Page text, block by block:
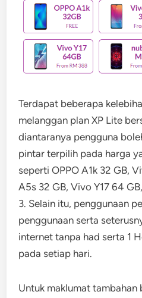
Terdapat beberapa
melanggan plan XP Lite
diantaranya pengguna
pintar terpilih pada harga
seperti OPPO A1k 32 GB,
A5s 32 GB, Vivo Y17 64
3. Selain itu, penggunaan
penggunaan serta
internet tanpa had serta 1
pada setiap hari.
Untuk maklumat tambahan